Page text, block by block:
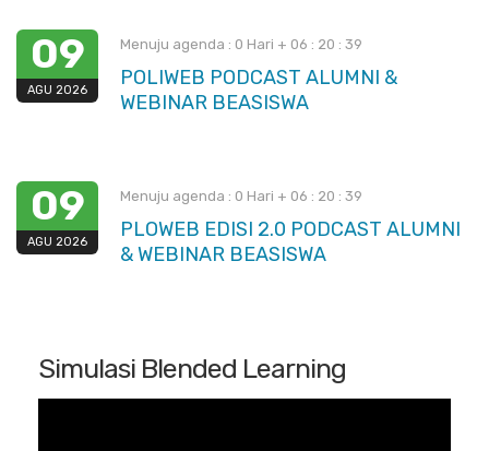
09
AGU 2026
Menuju agenda : 0 Hari + 06 : 20 : 39
POLIWEB PODCAST ALUMNI &
WEBINAR BEASISWA
09
AGU 2026
Menuju agenda : 0 Hari + 06 : 20 : 39
PLOWEB EDISI 2.0 PODCAST ALUMNI
& WEBINAR BEASISWA
Simulasi Blended Learning